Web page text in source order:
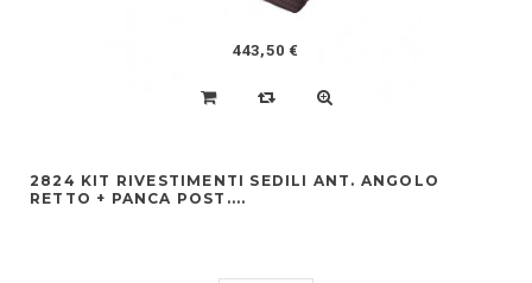
443,50 €
2824 KIT RIVESTIMENTI SEDILI ANT. ANGOLO
RETTO + PANCA POST....